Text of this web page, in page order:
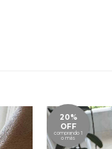
20%
OFF
comprando 1
o más